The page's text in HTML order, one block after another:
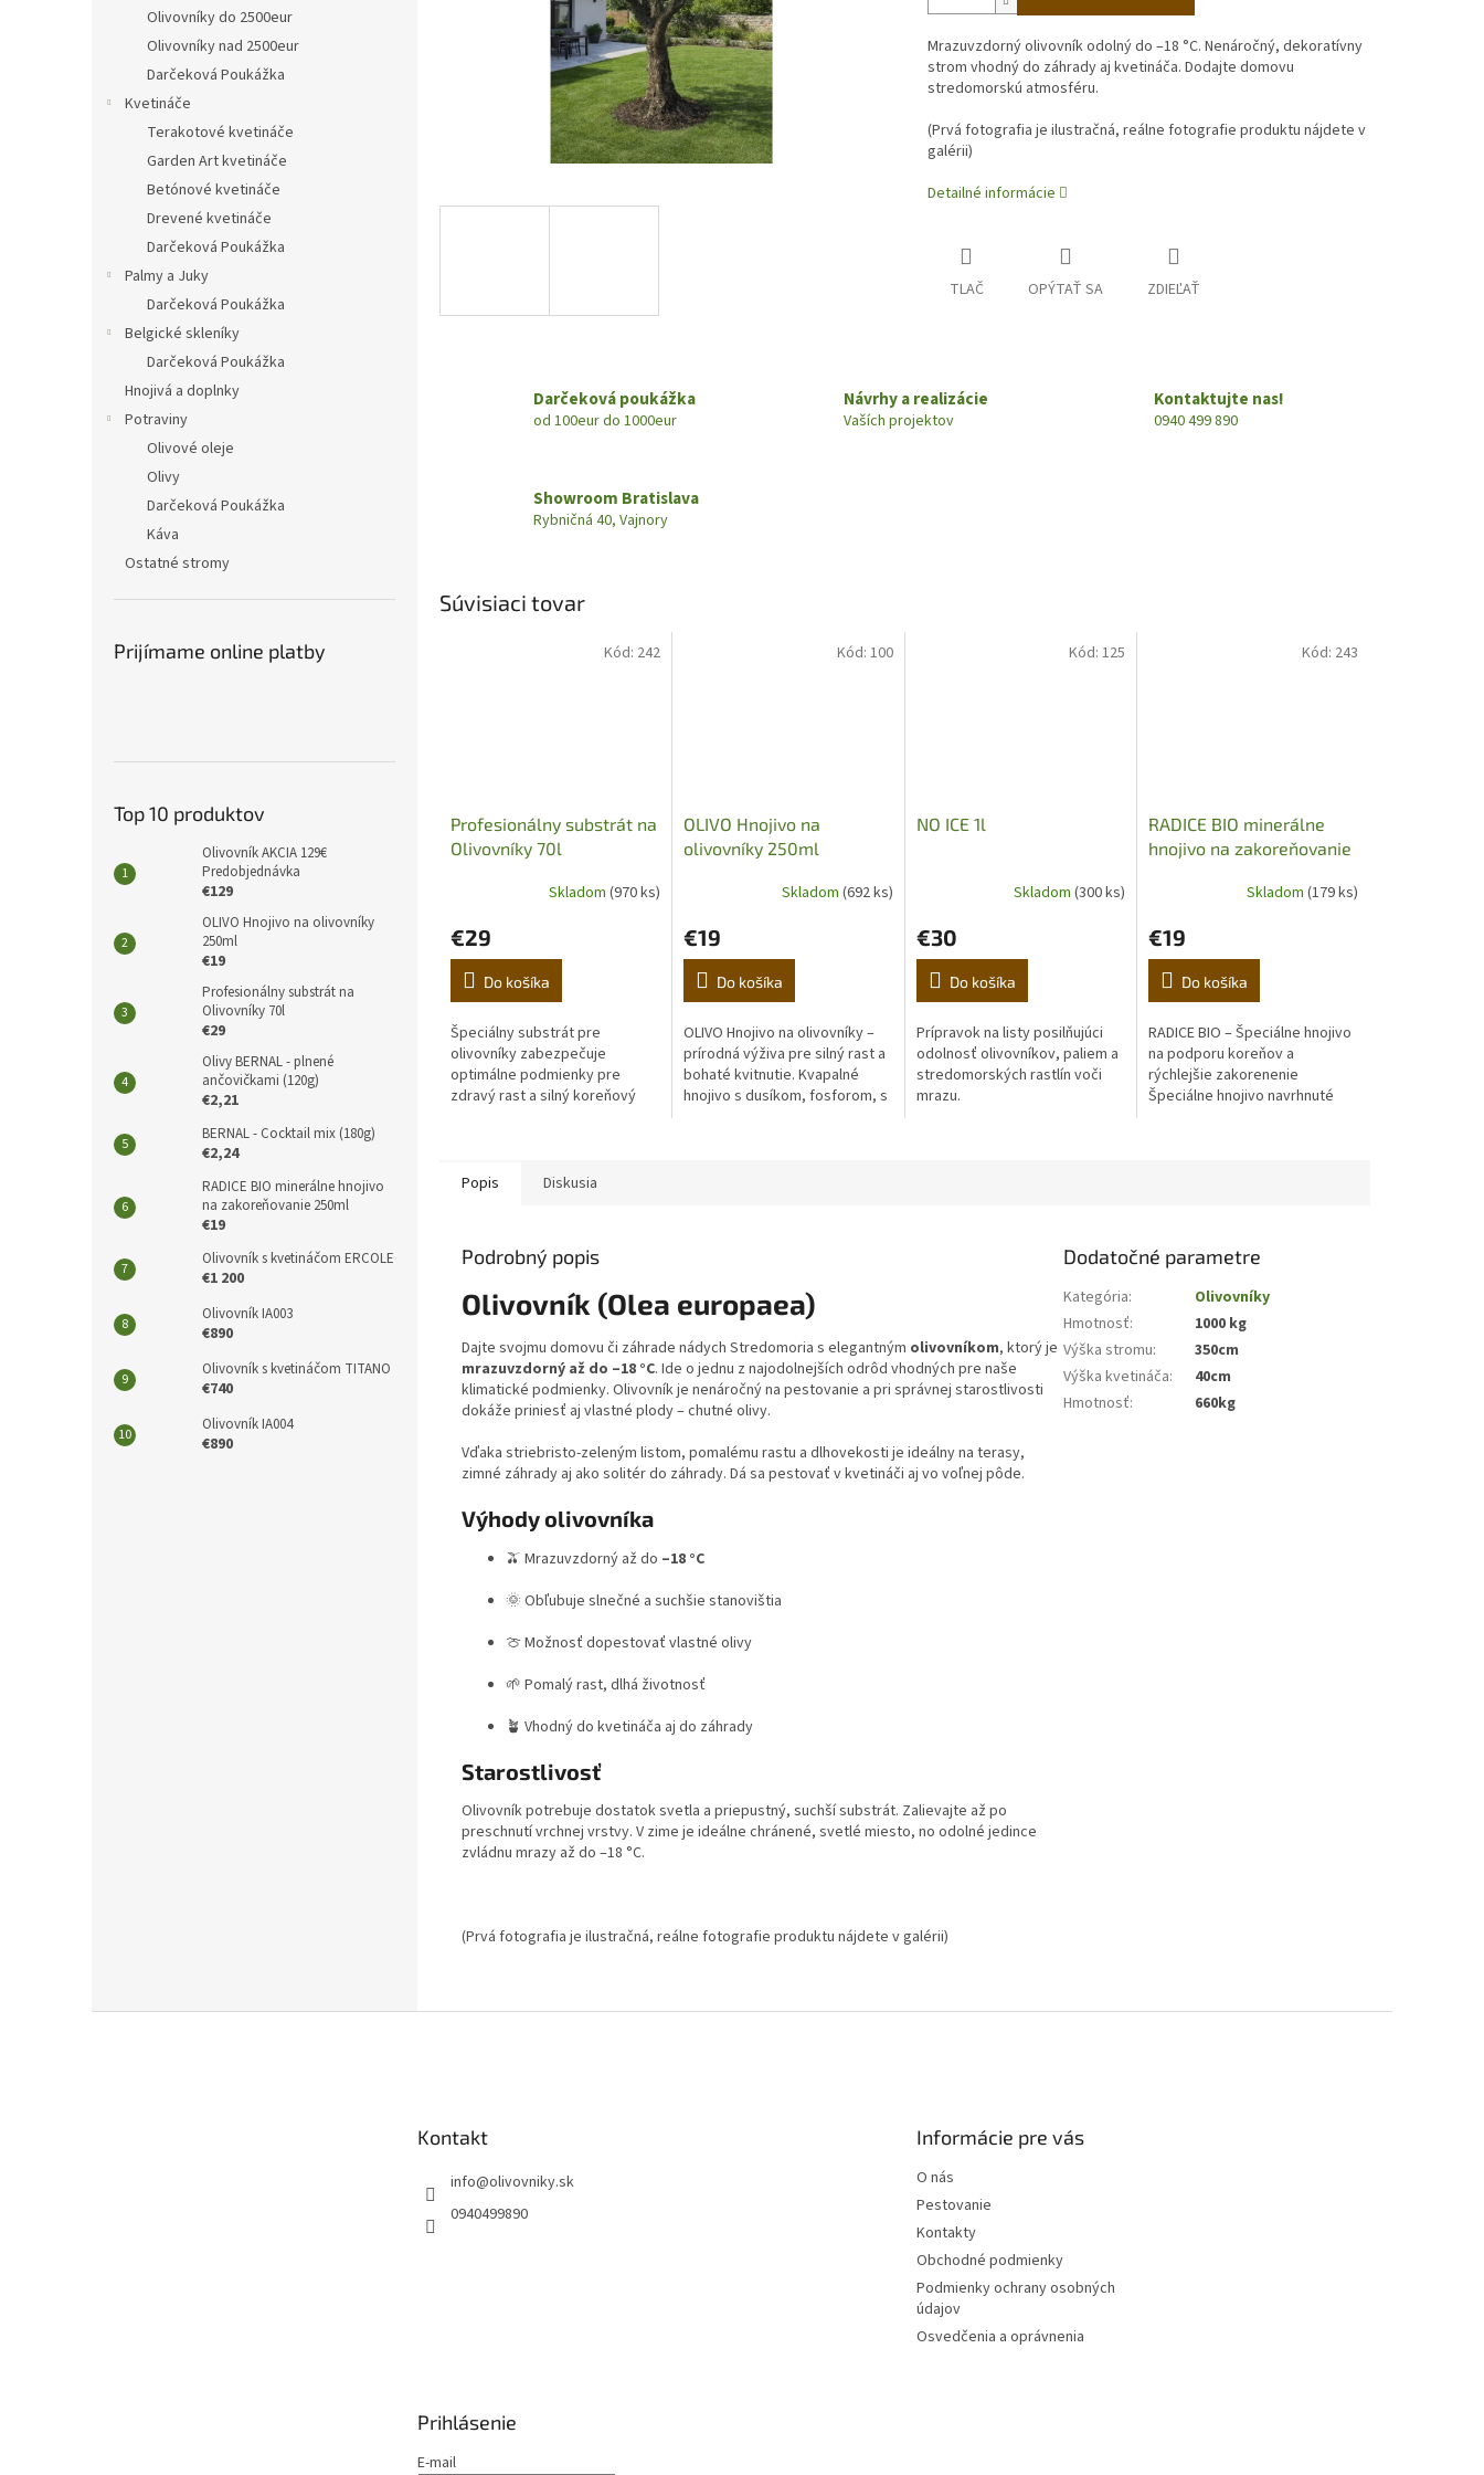
Olivovníky do 2500eur
Olivovníky nad 2500eur
Darčeková Poukážka
Kvetináče
Terakotové kvetináče
Garden Art kvetináče
Betónové kvetináče
Drevené kvetináče
Darčeková Poukážka
Palmy a Juky
Darčeková Poukážka
Belgické skleníky
Darčeková Poukážka
Hnojivá a doplnky
Potraviny
Olivové oleje
Olivy
Darčeková Poukážka
Káva
Ostatné stromy
Prijímame online platby
Top 10 produktov
Olivovník AKCIA 129€
Predobjednávka
€129
OLIVO Hnojivo na olivovníky
250ml
€19
Profesionálny substrát na
Olivovníky 70l
€29
Olivy BERNAL - plnené
ančovičkami (120g)
€2,21
BERNAL - Cocktail mix (180g)
€2,24
RADICE BIO minerálne hnojivo
na zakoreňovanie 250ml
€19
Olivovník s kvetináčom ERCOLE
€1 200
Olivovník IA003
€890
Olivovník s kvetináčom TITANO
€740
Olivovník IA004
€890
Mrazuvzdorný olivovník odolný do –18 °C. Nenáročný, dekoratívny
strom vhodný do záhrady aj kvetináča. Dodajte domovu
stredomorskú atmosféru.
(Prvá fotografia je ilustračná, reálne fotografie produktu nájdete v
galérii)
Detailné informácie
TLAČ OPÝTAŤ SA ZDIEĽAŤ
Darčeková poukážka
od 100eur do 1000eur
Návrhy a realizácie
Vaších projektov
Kontaktujte nas!
0940 499 890
Showroom Bratislava
Rybničná 40, Vajnory
Súvisiaci tovar
Profesionálny substrát na
Olivovníky 70l
Skladom (970 ks)
€29
Do košíka
Špeciálny substrát pre
olivovníky zabezpečuje
optimálne podmienky pre
zdravý rast a silný koreňový
Kód: 242
OLIVO Hnojivo na
olivovníky 250ml
Skladom (692 ks)
€19
Do košíka
OLIVO Hnojivo na olivovníky –
prírodná výživa pre silný rast a
bohaté kvitnutie. Kvapalné
hnojivo s dusíkom, fosforom, s
Kód: 100
NO ICE 1l
Skladom(300 ks)
€30
Do košíka
Prípravok na listy posilňujúci
odolnosť olivovníkov, paliem a
stredomorských rastlín voči
mrazu.
Kód:125
RADICE BIO minerálne
hnojivo na zakoreňovanie
Skladom (179 ks)
€19
Do košíka
RADICE BIO – Špeciálne hnojivo
na podporu koreňov a
rýchlejšie zakorenenie
Špeciálne hnojivo navrhnuté
Kód: 243
Popis Diskusia
Podrobný popis
Olivovník (Olea europaea)
Dajte svojmu domovu či záhrade nádych Stredomoria s elegantným olivovníkom, ktorý je
mrazuvzdorný až do –18 °C. Ide o jednu z najodolnejších odrôd vhodných pre naše
klimatické podmienky. Olivovník je nenáročný na pestovanie a pri správnej starostlivosti
dokáže priniesť aj vlastné plody – chutné olivy.
Vďaka striebristo-zeleným listom, pomalému rastu a dlhovekosti je ideálny na terasy,
zimné záhrady aj ako solitér do záhrady. Dá sa pestovať v kvetináči aj vo voľnej pôde.
Výhody olivovníka
🫒 Mrazuvzdorný až do –18 °C
🌞 Obľubuje slnečné a suchšie stanovištia
🍈 Možnosť dopestovať vlastné olivy
🌱 Pomalý rast, dlhá životnosť
🪴 Vhodný do kvetináča aj do záhrady
Starostlivosť
Olivovník potrebuje dostatok svetla a priepustný, suchší substrát. Zalievajte až po
preschnutí vrchnej vrstvy. V zime je ideálne chránené, svetlé miesto, no odolné jedince
zvládnu mrazy až do –18 °C.
(Prvá fotografia je ilustračná, reálne fotografie produktu nájdete v galérii)
Dodatočné parametre
Kategória:
Olivovníky
Hmotnosť:
1000 kg
Výška stromu:
350cm
Výška kvetináča:
40cm
Hmotnosť: 660kg
Kontakt
info@olivovniky.sk
0940499890
Informácie pre vás
O nás
Pestovanie
Kontakty
Obchodné podmienky
Podmienky ochrany osobných
údajov
Osvedčenia a oprávnenia
Prihlásenie
E-mail